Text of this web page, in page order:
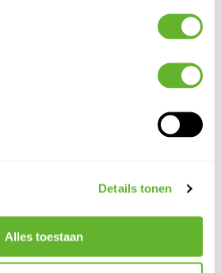
Details tonen
Alles toestaan